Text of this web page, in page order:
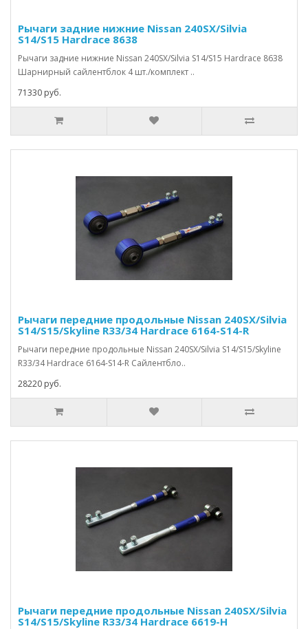
Рычаги задние нижние Nissan 240SX/Silvia
S14/S15 Hardrace 8638
Рычаги задние нижние Nissan 240SX/Silvia S14/S15 Hardrace 8638
Шарнирный сайлентблок 4 шт./комплект ..
71330 руб.
Рычаги передние продольные Nissan 240SX/Silvia
S14/S15/Skyline R33/34 Hardrace 6164-S14-R
Рычаги передние продольные Nissan 240SX/Silvia S14/S15/Skyline
R33/34 Hardrace 6164-S14-R Сайлентбло..
28220 руб.
Рычаги передние продольные Nissan 240SX/Silvia
S14/S15/Skyline R33/34 Hardrace 6619-H